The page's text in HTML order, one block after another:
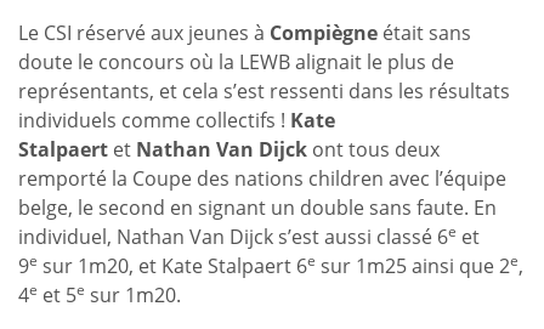
Le CSI réservé aux jeunes à Compiègne était sans
doute le concours où la LEWB alignait le plus de
représentants, et cela s’est ressenti dans les résultats
individuels comme collectifs ! Kate
Stalpaert et Nathan Van Dijck ont tous deux
remporté la Coupe des nations children avec l’équipe
belge, le second en signant un double sans faute. En
individuel, Nathan Van Dijck s’est aussi classé 6e et
9e sur 1m20, et Kate Stalpaert 6e sur 1m25 ainsi que 2e,
4e et 5e sur 1m20.